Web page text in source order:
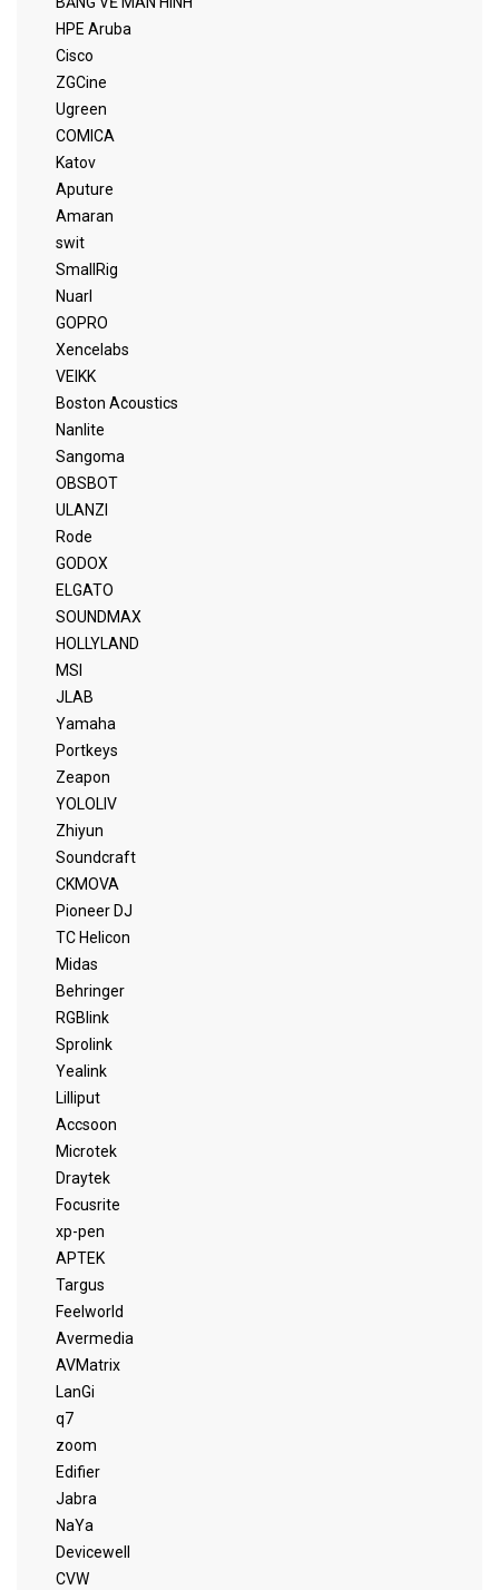
HPE Aruba
Cisco
ZGCine
Ugreen
COMICA
Katov
Aputure
Amaran
swit
SmallRig
Nuarl
GOPRO
Xencelabs
VEIKK
Boston Acoustics
Nanlite
Sangoma
OBSBOT
ULANZI
Rode
GODOX
ELGATO
SOUNDMAX
HOLLYLAND
MSI
JLAB
Yamaha
Portkeys
Zeapon
YOLOLIV
Zhiyun
Soundcraft
CKMOVA
Pioneer DJ
TC Helicon
Midas
Behringer
RGBlink
Sprolink
Yealink
Lilliput
Accsoon
Microtek
Draytek
Focusrite
xp-pen
APTEK
Targus
Feelworld
Avermedia
AVMatrix
LanGi
q7
zoom
Edifier
Jabra
NaYa
Devicewell
CVW